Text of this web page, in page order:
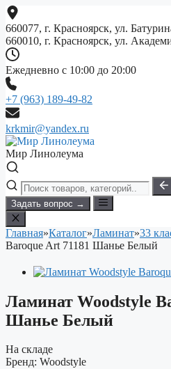
Перейти
к
содержимому
660077, г. Красноярск, ул.
660010, г. Красноярск, ул.
Ежедневно с 10:00 до 20:00
+7 (963) 189-49-82
krkmir@yandex.ru
Мир Линолеума
Задать вопрос →
Главная»Каталог»Ламинат»33
Baroque Art 71181 Шанье Белый
Ламинат Woodstyle
Шанье Белый
На складе
Бренд: Woodstyle